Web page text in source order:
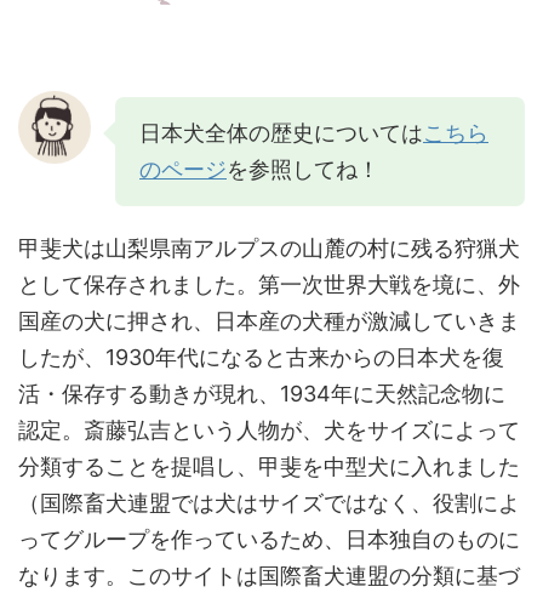
日本犬全体の歴史についてはこちら
のページを参照してね！
甲斐犬は山梨県南アルプスの山麓の村に残る狩猟犬
として保存されました。第一次世界大戦を境に、外
国産の犬に押され、日本産の犬種が激減していきま
したが、1930年代になると古来からの日本犬を復
活・保存する動きが現れ、1934年に天然記念物に
認定。斎藤弘吉という人物が、犬をサイズによって
分類することを提唱し、甲斐を中型犬に入れました
（国際畜犬連盟では犬はサイズではなく、役割によ
ってグループを作っているため、日本独自のものに
なります。このサイトは国際畜犬連盟の分類に基づ